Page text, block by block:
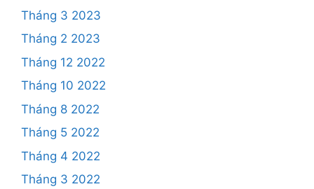
Tháng 3 2023
Tháng 2 2023
Tháng 12 2022
Tháng 10 2022
Tháng 8 2022
Tháng 5 2022
Tháng 4 2022
Tháng 3 2022